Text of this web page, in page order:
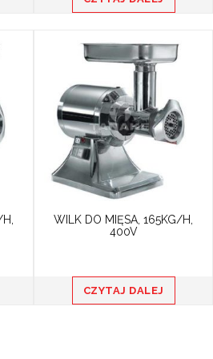
walory smakowe potrawy.
mięsa ma możliwość
części, co usprawnia
i obsługę urządzenia
Tanake mają Państwo wybór
wilkiem do mięsa w dwóch
zasilania. Dostępne wersje to
zasilane 230V i 400V.Dobierając
należy przede wszystkim
uwagę na oczekiwaną wydajność:
oraz właściciele placówek
h.
WILK DO MIĘSA, 165KG/H,
400V
CZYTAJ DALEJ